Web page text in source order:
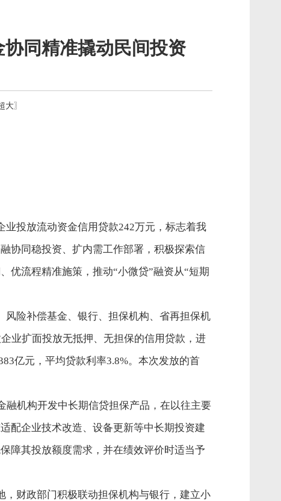
同精准撬动民间投资
大〗
业投放流动资金信用贷款242万元，标志着我
协同稳投资、扩内需工作部署，积极探索信
优流程精准施策，推动“小微贷”融资从“短期
险补偿基金、银行、担保机构、省再担保机
业扩面投放无抵押、无担保的信用贷款，进
亿元，平均贷款利率3.8%。本次发放的首
机构开发中长期信贷担保产品，在以往主要
配企业技术改造、设备更新等中长期投资建
障其投放额度需求，并在绩效评价时适当予
财政部门积极联动担保机构与银行，建立小